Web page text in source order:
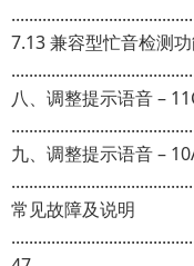
7.13 兼容型忙音检测
八、调整提示语音 –
九、调整提示语音 –
常见故障及说明